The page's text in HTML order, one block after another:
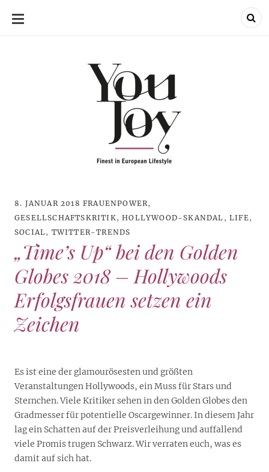
SKIP
8. JANUAR 2018 FRAUENPOWER,
GESELLSCHAFTSKRITIK,HOLLYWOOD-SKANDAL ,LIFE,
SOCIAL, TWITTER-TRENDS
„Time’s Up“ bei den Golden
Globes 2018 – Hollywoods
Erfolgsfrauen setzen ein
Zeichen
Es ist eine der glamourösesten und größten
Veranstaltungen Hollywoods, ein Muss für Stars und
Sternchen. Viele Kritiker sehen in den Golden Globes den
Gradmesser für potentielle Oscargewinner. In diesem Jahr
lag ein Schatten auf der Preisverleihung und auffallend
viele Promis trugen Schwarz. Wir verraten euch, was es
damit auf sich hat.